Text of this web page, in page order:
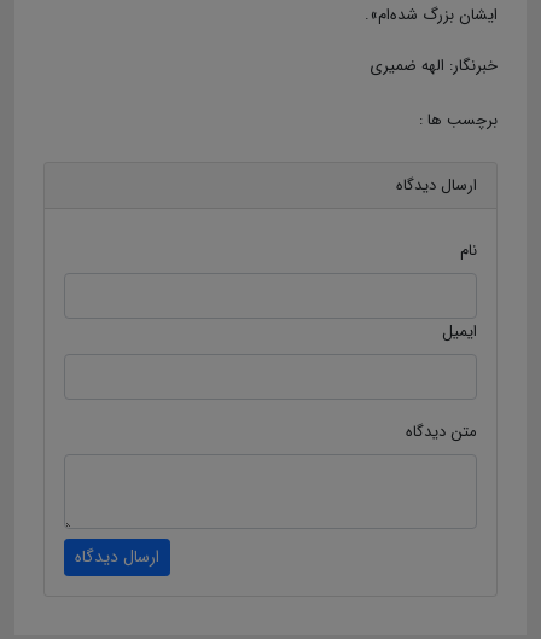
ایشان بزرگ شده‌ام».
خبرنگار: الهه ضمیری
برچسب ها :
ارسال دیدگاه
نام
ایمیل
متن دیدگاه
ارسال دیدگاه